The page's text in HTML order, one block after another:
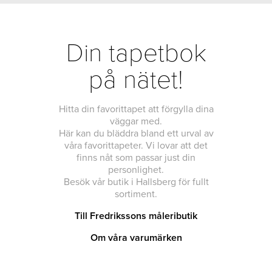
Din tapetbok
på nätet!
Hitta din favorittapet att förgylla dina
väggar med.
Här kan du bläddra bland ett urval av
våra favorittapeter. Vi lovar att det
finns nåt som passar just din
personlighet.
Besök vår butik i Hallsberg för fullt
sortiment.
Till Fredrikssons måleributik
Om våra varumärken